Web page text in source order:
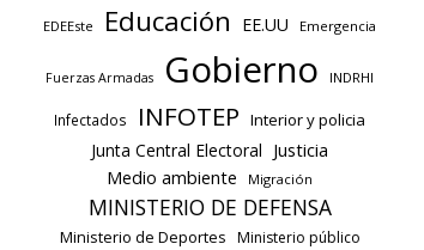
EDEEste Educación EE.UU Emergencia
Fuerzas Armadas Gobierno INDRHI
Infectados INFOTEP Interior y policia
Junta Central Electoral Justicia
Medio ambiente Migración
MINISTERIO DE DEFENSA
Ministerio de Deportes Ministerio público